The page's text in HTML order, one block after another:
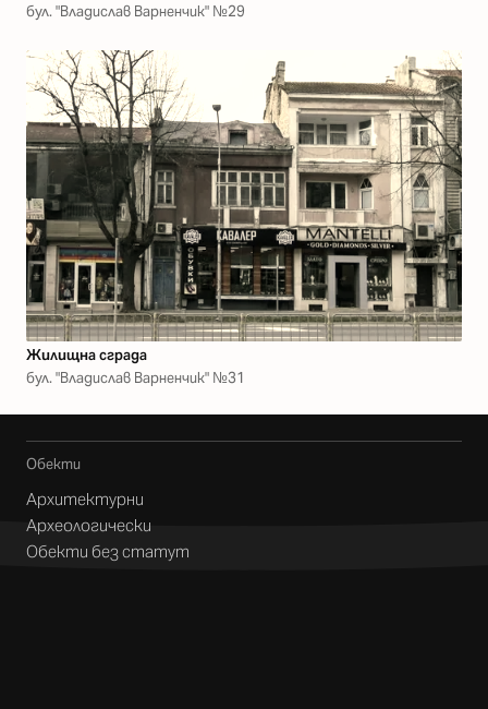
бул. "Владислав Варненчик" №29
Жилищна сграда
бул. "Владислав Варненчик" №31
Обекти
Архитектурни
Археологически
Обекти без статут